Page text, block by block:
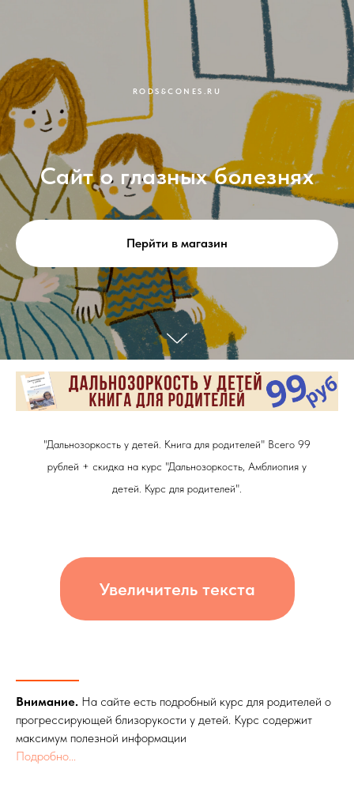
RODS&CONES.RU
Сайт о глазных болезнях
Перйти в магазин
"Дальнозоркость у детей. Книга для родителей" Всего 99
рублей + скидка на курс "Дальнозоркость, Амблиопия у
детей. Курс для родителей".
Увеличитель текста
Внимание. На сайте есть подробный курс для родителей о
прогрессирующей близорукости у детей. Курс содержит
максимум полезной информации
Подробно...